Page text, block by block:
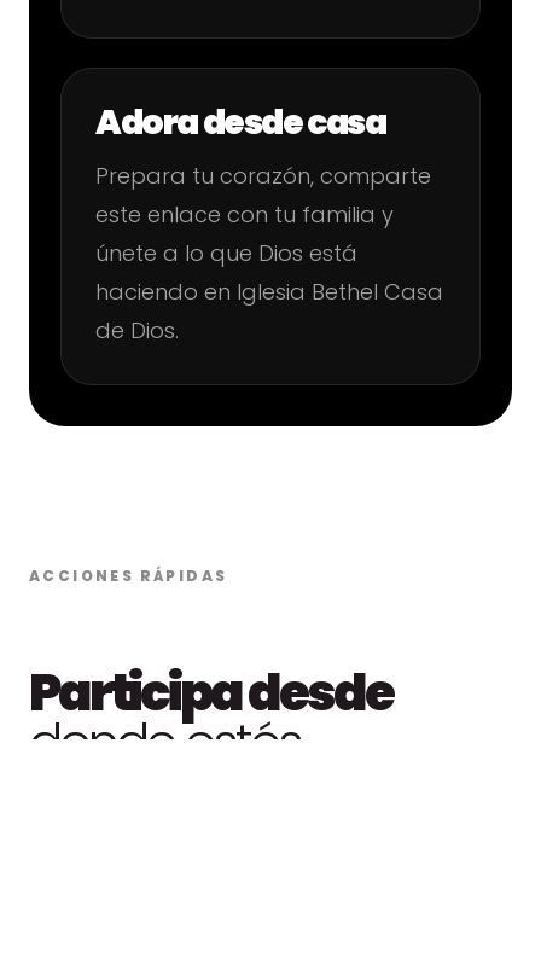
Adora desde casa
Prepara tu corazón, comparte
este enlace con tu familia y
únete a lo que Dios está
haciendo en Iglesia Bethel Casa
de Dios.
ACCIONES RÁPIDAS
Participa desde
donde estés